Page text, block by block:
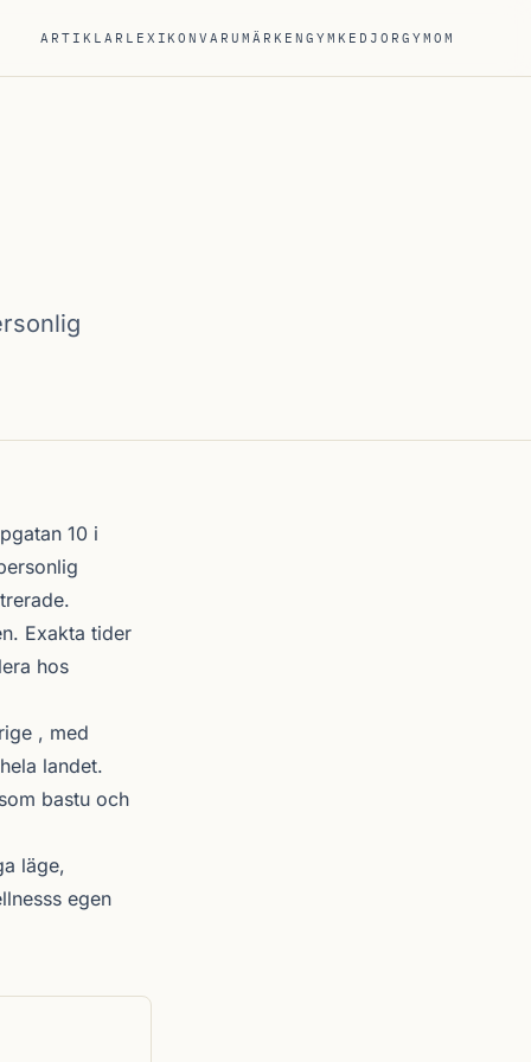
ARTIKLAR LEXIKONVARUMÄRKENGYMKEDJORGYMOM
10 i
Exakta tider
hos
, med
landet.
bastu och
läge,
egen